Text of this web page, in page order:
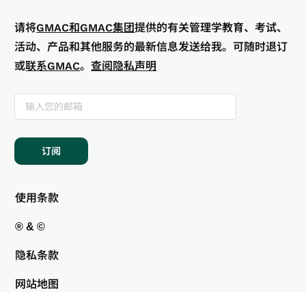
请将GMAC和GMAC集团提供的有关管理学教育、考试、
活动、产品和其他服务的最新信息发送给我。可随时退订
或联系GMAC。查阅隐私声明
订阅
使用条款
® & ©
隐私条款
网站地图